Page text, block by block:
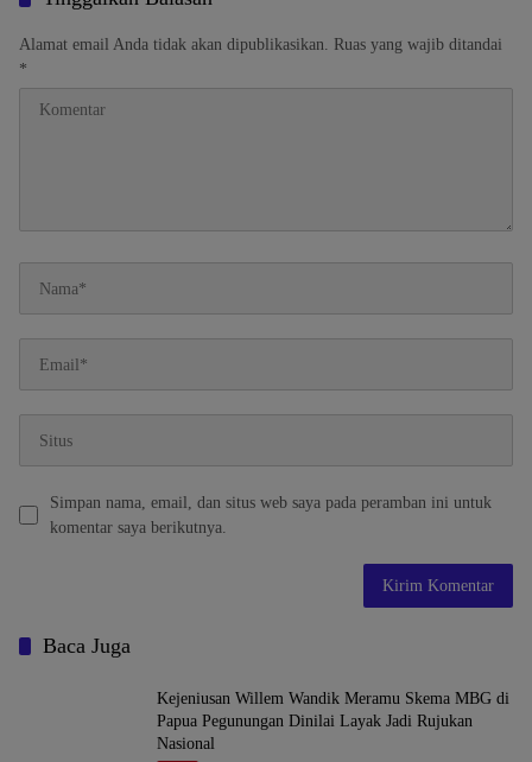
Alamat email Anda tidak akan dipublikasikan. Ruas yang wajib ditandai
*
Simpan nama, email, dan situs web saya pada peramban ini untuk
komentar saya berikutnya.
Baca Juga
Kejeniusan Willem Wandik Meramu Skema MBG di
Papua Pegunungan Dinilai Layak Jadi Rujukan
Nasional